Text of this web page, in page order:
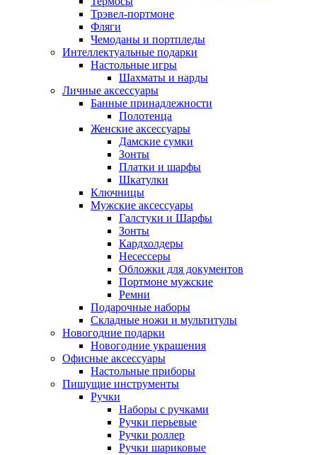
Трэвел-портмоне
Фляги
Чемоданы и портпледы
Интеллектуальные подарки
Настольные игры
Шахматы и нарды
Личные аксессуары
Банные принадлежности
Полотенца
Женские аксессуары
Дамские сумки
Зонты
Платки и шарфы
Шкатулки
Ключницы
Мужские аксессуары
Галстуки и Шарфы
Зонты
Кардхолдеры
Несессеры
Обложки для документов
Портмоне мужские
Ремни
Подарочные наборы
Складные ножи и мультитулы
Новогодние подарки
Новогодние украшения
Офисные аксессуары
Настольные приборы
Пишущие инструменты
Ручки
Наборы с ручками
Ручки перьевые
Ручки роллер
Ручки шариковые